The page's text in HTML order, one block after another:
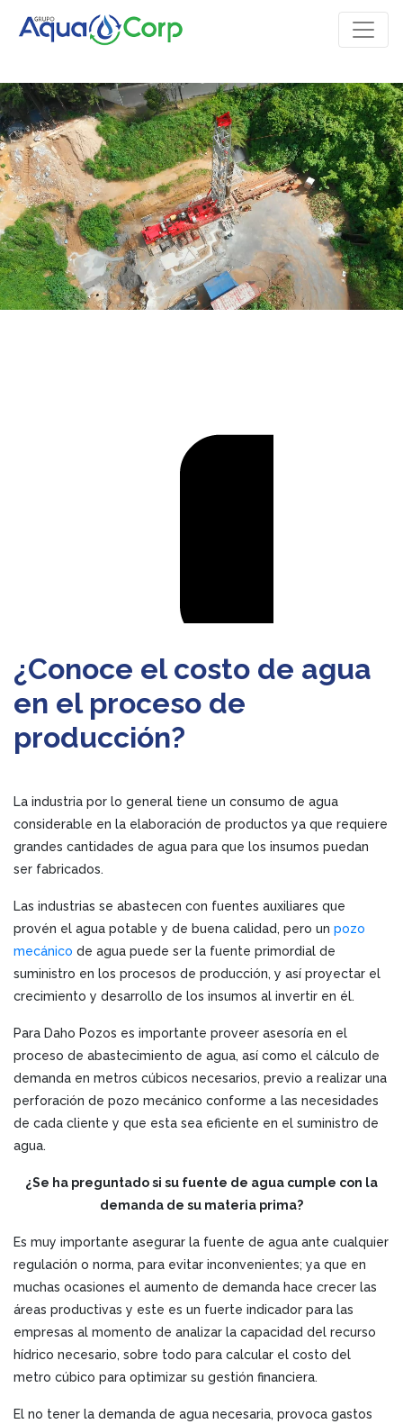
¿Conoce el costo de agua
en el proceso de
producción?
La industria por lo general tiene un consumo de agua
considerable en la elaboración de productos ya que requiere
grandes cantidades de agua para que los insumos puedan
ser fabricados.
Las industrias se abastecen con fuentes auxiliares que
provén el agua potable y de buena calidad, pero un pozo
mecánico de agua puede ser la fuente primordial de
suministro en los procesos de producción, y así proyectar el
crecimiento y desarrollo de los insumos al invertir en él.
Para Daho Pozos es importante proveer asesoría en el
proceso de abastecimiento de agua, así como el cálculo de
demanda en metros cúbicos necesarios, previo a realizar una
perforación de pozo mecánico conforme a las necesidades
de cada cliente y que esta sea eficiente en el suministro de
agua.
¿Se ha preguntado si su fuente de agua cumple con la
demanda de su materia prima?
Es muy importante asegurar la fuente de agua ante cualquier
regulación o norma, para evitar inconvenientes; ya que en
muchas ocasiones el aumento de demanda hace crecer las
áreas productivas y este es un fuerte indicador para las
empresas al momento de analizar la capacidad del recurso
hídrico necesario, sobre todo para calcular el costo del
metro cúbico para optimizar su gestión financiera.
El no tener la demanda de agua necesaria, provoca gastos